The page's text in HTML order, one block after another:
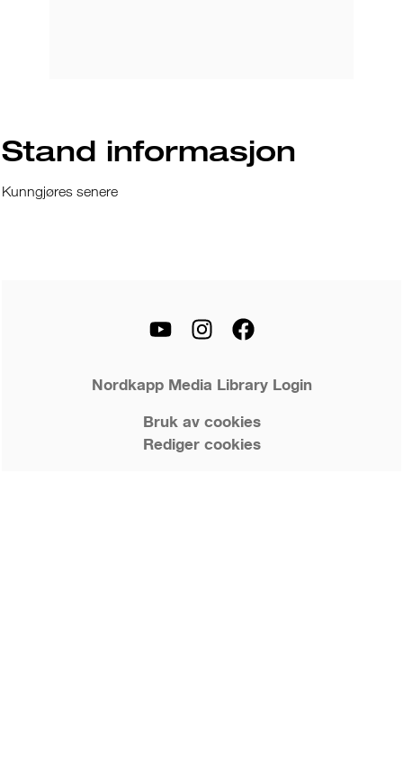
Stand informasjon
Kunngjøres senere
Nordkapp Media Library Login
Bruk av cookies
Rediger cookies